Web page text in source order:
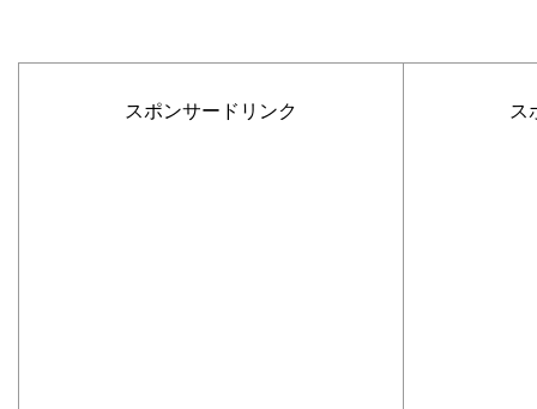
スポンサードリンク ス